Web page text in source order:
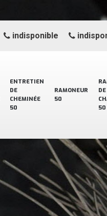
ENTRETIEN
DE
CHEMINÉE
50
RAMONEUR
50
DE
50
indisponible